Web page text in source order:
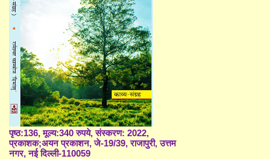
पृष्ठ:136, मूल्य:340 रुपये, संस्करण: 2022,
प्रकाशक;अयन प्रकाशन, जे-19/39, राजापुरी, उत्तम
नगर, नई दिल्ली-110059